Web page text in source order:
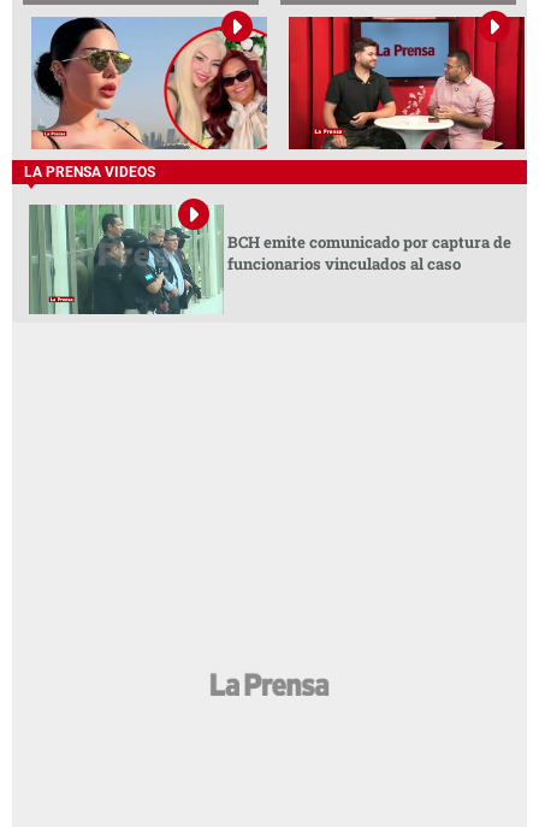
LA PRENSA VIDEOS
BCH emite comunicado por captura de
funcionarios vinculados al caso